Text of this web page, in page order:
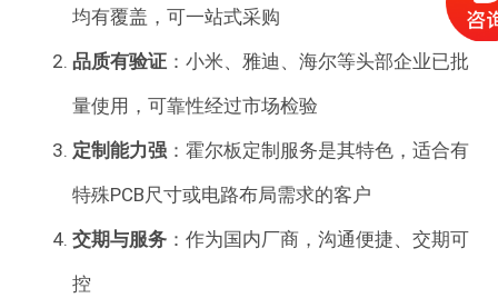
均有覆盖，可一站式采购
品质有验证 ：小米、雅迪、海尔等头部企业已批
量使用，可靠性经过市场检验
定制能力强 ：霍尔板定制服务是其特色，适合有
特殊PCB尺寸或电路布局需求的客户
交期与服务 ：作为国内厂商，沟通便捷、交期可
控